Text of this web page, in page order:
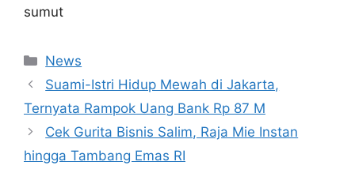
sumut
Kategori
News
Suami-Istri Hidup Mewah di Jakarta,
Ternyata Rampok Uang Bank Rp 87 M
Cek Gurita Bisnis Salim, Raja Mie Instan
hingga Tambang Emas RI